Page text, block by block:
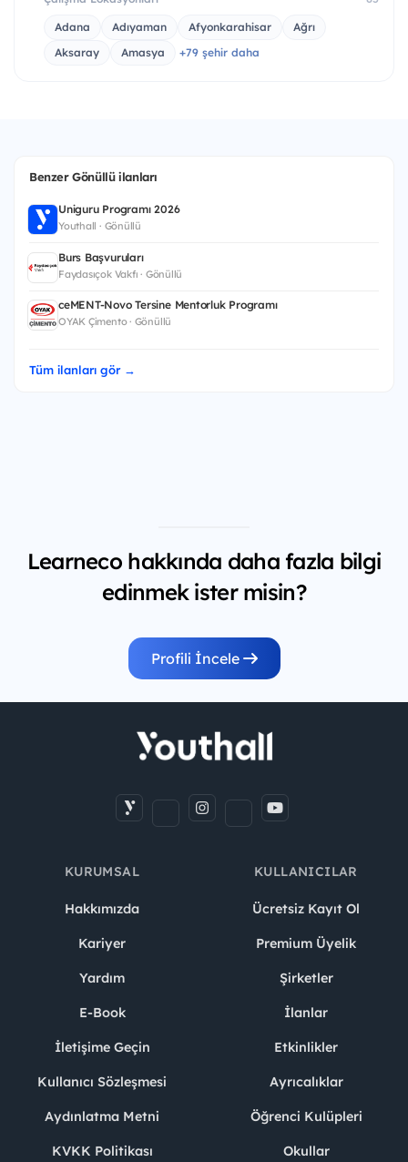
Adana Adıyaman Afyonkarahisar
Ağrı
Aksaray
Amasya +79 şehir daha
Benzer Gönüllü ilanları
Uniguru Programı 2026
Youthall · Gönüllü
Burs Başvuruları
Faydasıçok Vakfı · Gönüllü
ceMENT-Novo Tersine Mentorluk Programı
OYAK Çimento · Gönüllü
Tüm ilanları gör →
Learneco hakkında daha fazla bilgi
edinmek ister misin?
Profili İncele
KURUMSAL
Hakkımızda
Kariyer
Yardım
E-Book
İletişime Geçin
Kullanıcı Sözleşmesi
Aydınlatma Metni
KVKK Politikası
KULLANICILAR
Ücretsiz Kayıt Ol
Premium Üyelik
Şirketler
İlanlar
Etkinlikler
Ayrıcalıklar
Öğrenci Kulüpleri
Okullar